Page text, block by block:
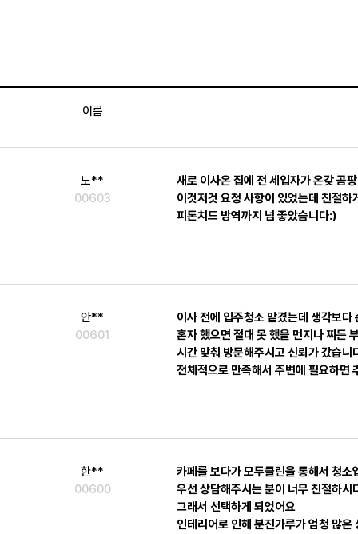
이름
노**
00603
이것저것 요청 사항이 있었는데 친절
피톤치드 방역까지 넘 좋았습니다:)
안**
00601
이사 전에 입주청소 맡겼는데 생각보
혼자 했으면 절대 못 했을 먼지나 찌든
시간 맞춰 방문해주시고 신뢰가 갔습니
전체적으로 만족해서 주변에 필요하면
한**
00600
카페를 보다가 모두클린을 통해서 청소
우선 상담해주시는 분이 너무 친절하시
그래서 선택하게 되었어요
인테리어로 인해 분진가루가 엄청 많은